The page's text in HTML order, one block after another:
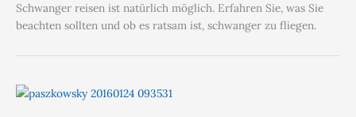
Schwanger reisen ist natürlich möglich. Erfahren Sie, was Sie
beachten sollten und ob es ratsam ist, schwanger zu fliegen.